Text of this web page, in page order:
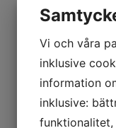
Vi och våra
inklusive
information
inklusive: